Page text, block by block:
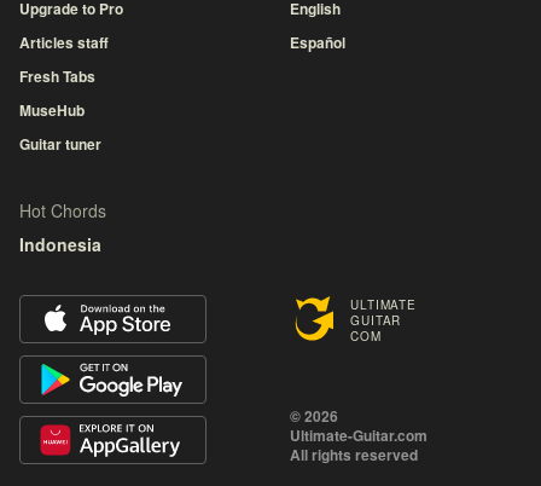
ULTIMATE
GUITAR
COM
© 2026
Ultimate-Guitar.com
All rights reserved
Upgrade to Pro
Articles staff
Fresh Tabs
MuseHub
Guitar tuner
English
Español
Hot Chords
Indonesia